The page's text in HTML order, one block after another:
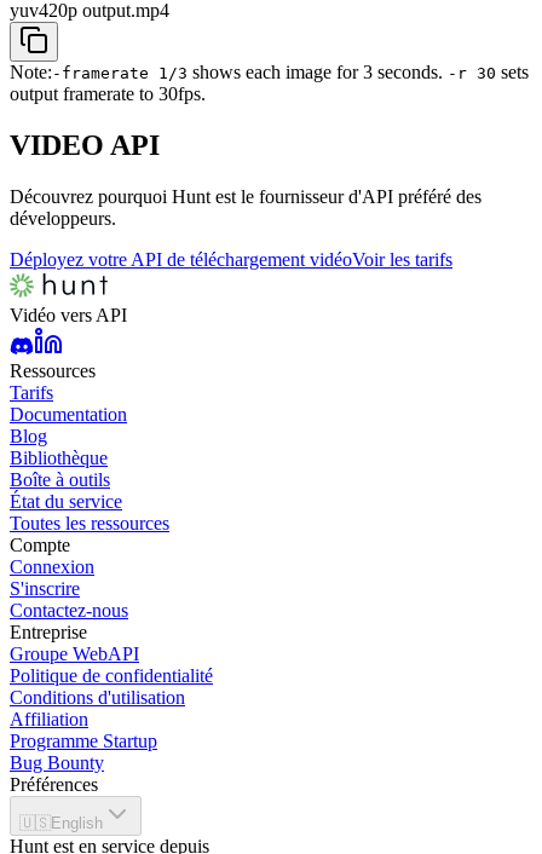
yuv420p output.mp4
Note: -framerate 1/3 shows each image for 3 seconds. -r 30 sets
output framerate to 30fps.
VIDEO API
Découvrez pourquoi Hunt est le fournisseur d'API préféré des
développeurs.
Déployez votre API de téléchargement vidéoVoir les tarifs
Vidéo vers API
Ressources
Tarifs
Documentation
Blog
Bibliothèque
Boîte à outils
État du service
Toutes les ressources
Compte
Connexion
S'inscrire
Contactez-nous
Entreprise
Groupe WebAPI
Politique de confidentialité
Conditions d'utilisation
Affiliation
Programme Startup
Bug Bounty
Préférences
🇺🇸English
Hunt est en service depuis